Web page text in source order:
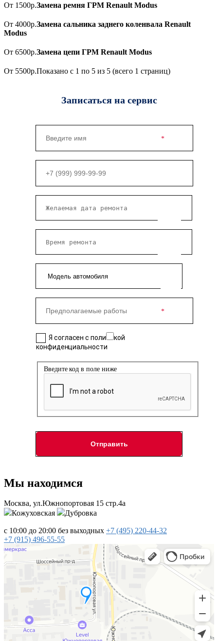
От 1500р.Замена ремня ГРМ Renault Modus
От 4000р.Замена сальника заднего коленвала Renault
Modus
От 6500р.Замена цепи ГРМ Renault Modus
От 5500р.Показано с 1 по 5 из 5 (всего 1 страниц)
Записаться на сервис
Я согласен с политикой
конфиденциальности
Введите код в поле ниже
Мы находимся
Москва, ул.Южнопортовая 15 стр.4a
Кожуховская
Дубровка
с 10:00 до 20:00 без выходных +7 (495) 220-44-32
+7 (915) 496-55-55